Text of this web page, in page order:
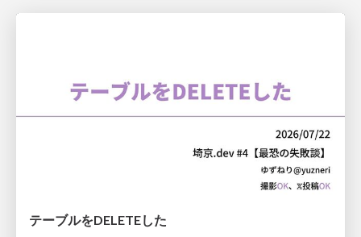
テーブルをDELETEした